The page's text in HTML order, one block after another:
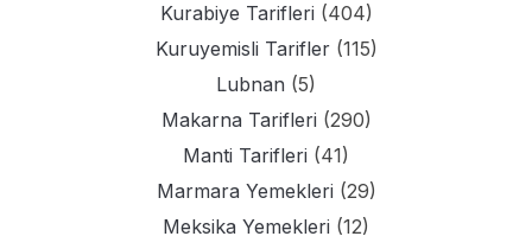
Kurabiye Tarifleri (404)
Kuruyemisli Tarifler(115)
Lubnan (5)
Makarna Tarifleri (290)
Manti Tarifleri (41)
Marmara Yemekleri (29)
Meksika Yemekleri (12)